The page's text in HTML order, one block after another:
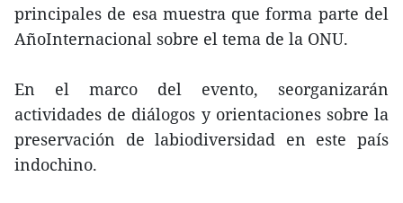
principales de esa muestra que forma parte del
AñoInternacional sobre el tema de la ONU.
En el marco del evento, seorganizarán
actividades de diálogos y orientaciones sobre la
preservación de labiodiversidad en este país
indochino.